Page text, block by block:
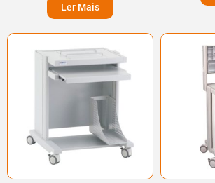
Ler Mais